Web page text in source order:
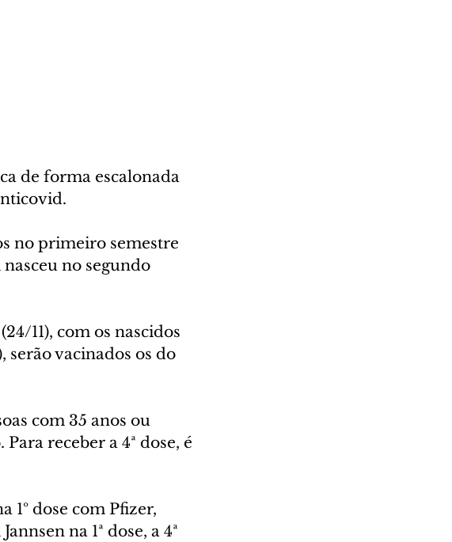
de forma escalonada
no primeiro semestre
no segundo
11), com os nascidos
serão vacinados os do
com 35 anos ou
receber a 4ª dose, é
1º dose com Pfizer,
na 1ª dose, a 4ª